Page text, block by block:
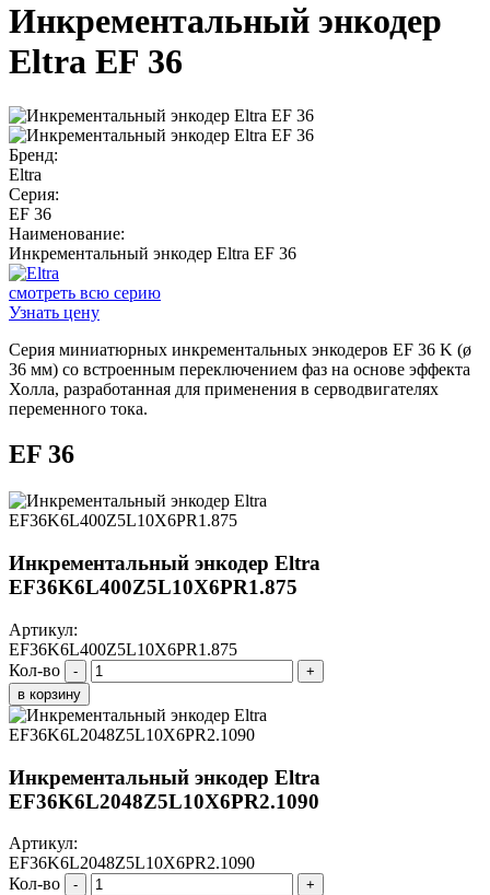
Инкрементальный энкодер
Eltra EF 36
Бренд:
Eltra
Серия:
EF 36
Наименование:
Инкрементальный энкодер Eltra EF 36
смотреть всю серию
Узнать цену
Серия миниатюрных инкрементальных энкодеров EF 36 K (ø
36 мм) со встроенным переключением фаз на основе эффекта
Холла, разработанная для применения в серводвигателях
переменного тока.
EF 36
Инкрементальный энкодер Eltra
EF36K6L400Z5L10X6PR1.875
Артикул:
EF36K6L400Z5L10X6PR1.875
Кол-во
-
+
в корзину
Инкрементальный энкодер Eltra
EF36K6L2048Z5L10X6PR2.1090
Артикул:
EF36K6L2048Z5L10X6PR2.1090
Кол-во
-
+